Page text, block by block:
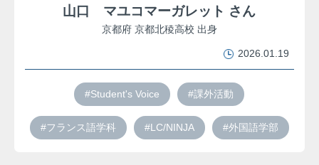
山口 マユコマーガレット さん
京都府 京都北稜高校 出身
2026.01.19
#Student's Voice #課外活動
#フランス語学科 #LC/NINJA #外国語学部